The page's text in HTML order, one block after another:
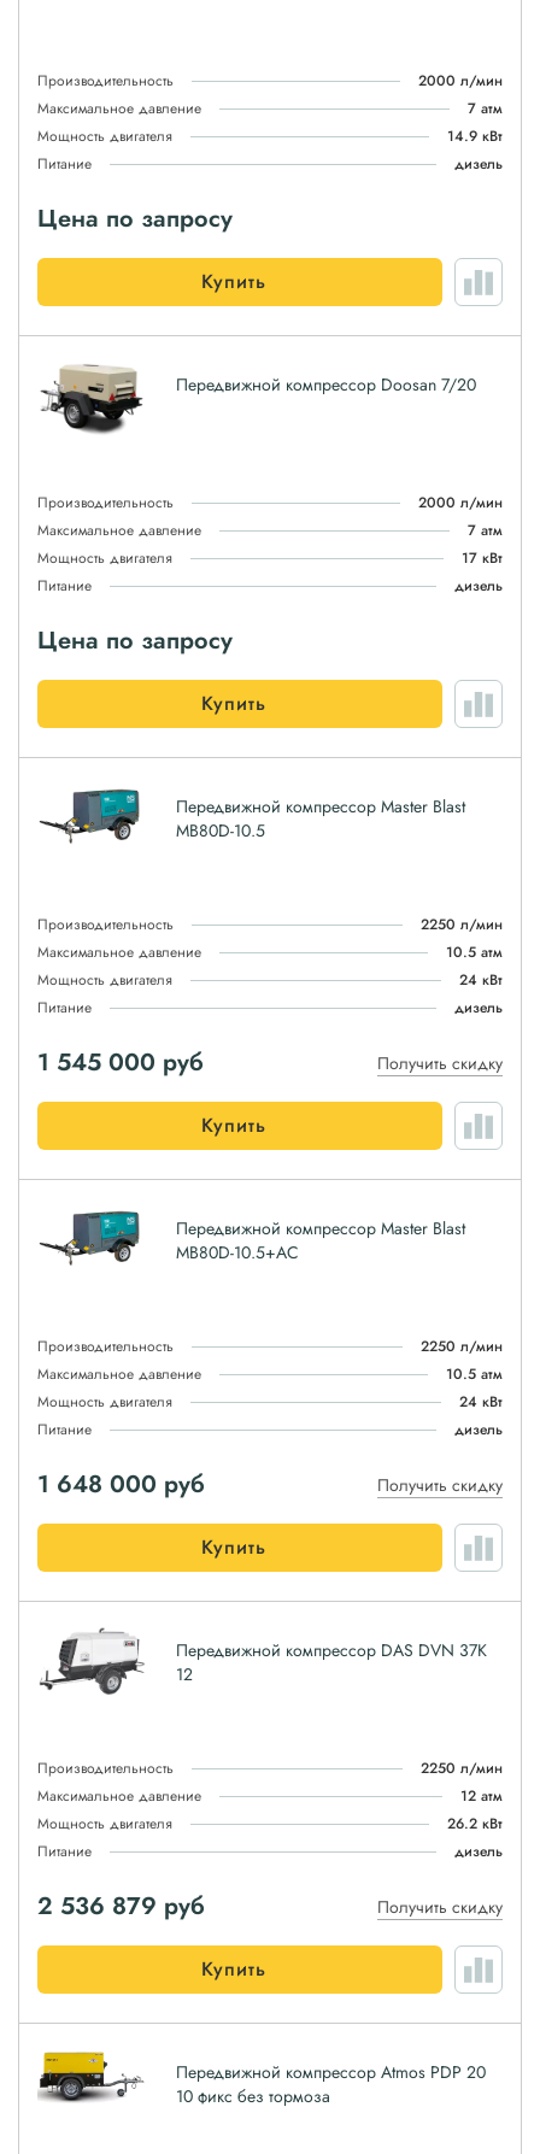
Производительность
2000 л/мин
Максимальное давление
7 атм
Мощность двигателя
14.9 кВт
Питание
дизель
Цена по запросу
Купить
Передвижной компрессор Doosan 7/20
Производительность
2000 л/мин
Максимальное давление
7 атм
Мощность двигателя
17 кВт
Питание
дизель
Цена по запросу
Купить
Передвижной компрессор Master Blast
MB80D-10.5
Производительность
2250 л/мин
Максимальное давление
10.5 атм
Мощность двигателя
24 кВт
Питание
дизель
1 545 000 руб Получить скидку
Купить
Передвижной компрессор Master Blast
MB80D-10.5+AC
Производительность
2250 л/мин
Максимальное давление
10.5 атм
Мощность двигателя
24 кВт
Питание
дизель
1 648 000 руб Получить скидку
Купить
Передвижной компрессор DAS DVN 37K
12
Производительность
2250 л/мин
Максимальное давление
12 атм
Мощность двигателя
26.2 кВт
Питание
дизель
2 536 879 руб Получить скидку
Купить
Передвижной компрессор Atmos PDP 20
10 фикс без тормоза